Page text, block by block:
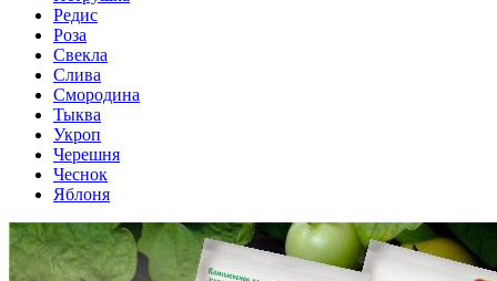
Редис
Роза
Свекла
Слива
Смородина
Тыква
Укроп
Черешня
Чеснок
Яблоня